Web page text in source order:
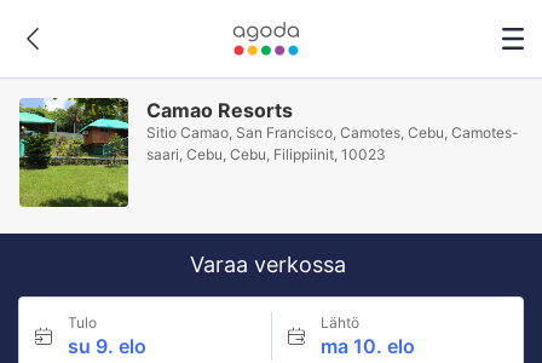
Camao Resorts
Sitio Camao, San Francisco, Camotes, Cebu, Camotes-
saari, Cebu, Cebu, Filippiinit, 10023
Varaa verkossa
Tulo
su 9. elo
Lähtö
ma 10. elo